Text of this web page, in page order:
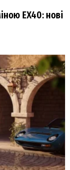
EX40: нові